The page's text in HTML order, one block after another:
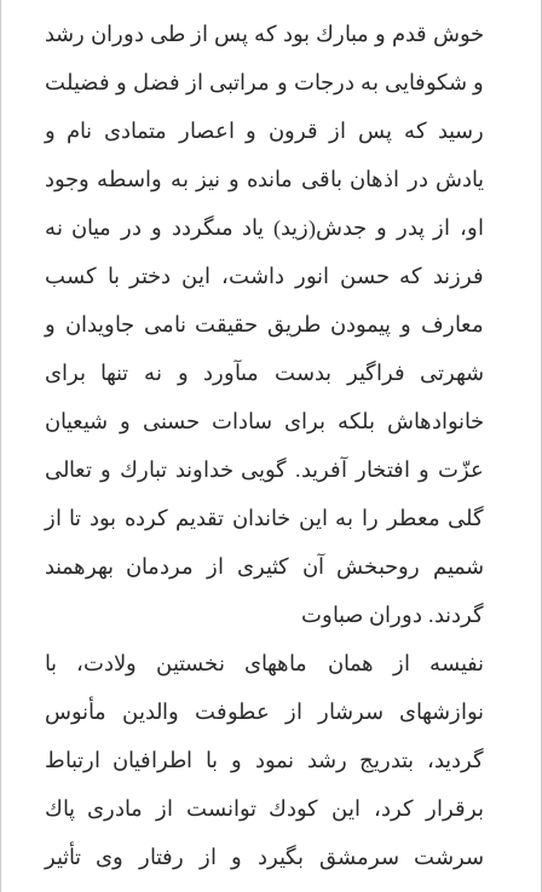
خوش قدم و مبارك بود كه پس از طى دوران رشد
و شكوفايى به درجات و مراتبى از فضل و فضيلت
رسيد كه پس از قرون و اعصار متمادى نام و
يادش در اذهان باقى مانده و نيز به واسطه وجود
او، از پدر و جدش(زيد) ياد مى‏گردد و در ميان نه
فرزند كه حسن انور داشت، اين دختر با كسب
معارف و پيمودن طريق حقيقت نامى جاويدان و
شهرتى فراگير بدست مى‏آورد و نه تنها براى
خانواده‏اش بلكه براى سادات حسنى و شيعيان
عزّت و افتخار آفريد. گويى خداوند تبارك و تعالى
گلى معطر را به اين خاندان تقديم كرده بود تا از
شميم روح‏بخش آن كثيرى از مردمان بهره‏مند
گردند. دوران صباوت‏
نفيسه از همان ماههاى نخستين ولادت، با
نوازش‏هاى سرشار از عطوفت والدين مأنوس
گرديد، بتدريج رشد نمود و با اطرافيان ارتباط
برقرار كرد، اين كودك توانست از مادرى پاك
سرشت سرمشق بگيرد و از رفتار وى تأثير